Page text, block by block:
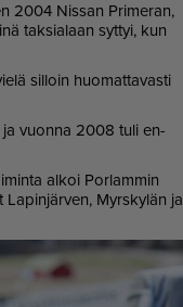
2004 Nis­san Pri­me­ran,
tak­si­a­laan syt­tyi, kun
sil­loin huo­mat­ta­vas­ti
ja vuon­na 2008 tuli en­
al­koi Por­lam­min
Myrs­ky­län ja